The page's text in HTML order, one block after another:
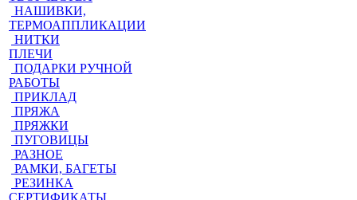
НАШИВКИ,
ТЕРМОАППЛИКАЦИИ
НИТКИ
ПЛЕЧИ
ПОДАРКИ РУЧНОЙ
РАБОТЫ
ПРИКЛАД
ПРЯЖА
ПРЯЖКИ
ПУГОВИЦЫ
РАЗНОЕ
РАМКИ, БАГЕТЫ
РЕЗИНКА
СЕРТИФИКАТЫ